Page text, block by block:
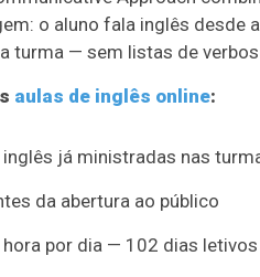
o aluno fala inglês desde
turma — sem listas de
aulas de inglês online:
já ministradas nas
da abertura ao público
hora por dia — 102 dias